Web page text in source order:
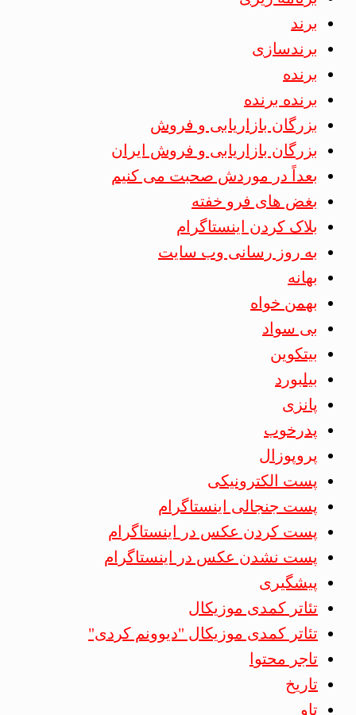
برند
برندسازی
برنده
برنده برنده
بزرگان بازاریابی و فروش
بزرگان بازاریابی و فروش ایران
بعداً در موردش صحبت می کنیم
بغض های فرو خفته
بلاک کردن اینستاگرام
به روز رسانی وب سایت
بهانه
بهمن خواه
بی سواد
بیتکوین
بیلبورد
پانزی
پدرخوب
پروپوزال
پست الکترونیکی
پست جنجالی اینستاگرام
پست کردن عکس در اینستاگرام
پست نشدن عکس در اینستاگرام
پیشگیری
تئاتر کمدی موزیکال
تئاتر کمدی موزیکال "دیوونم کردی"
تاجر محتوا
تاریخ
تاو